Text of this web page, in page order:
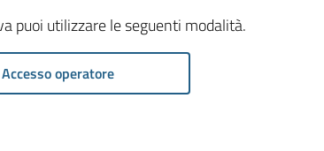
puoi utilizzare le seguenti modalità.
Accesso operatore